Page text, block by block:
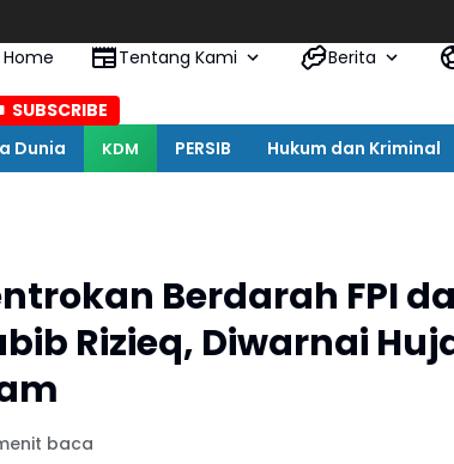
Home
Tentang Kami Berita
SUBSCRIBE
Dunia KDM PERSIB Hukum dan Kriminal
Berdarah FPI
Rizieq, Diwarnai
baca